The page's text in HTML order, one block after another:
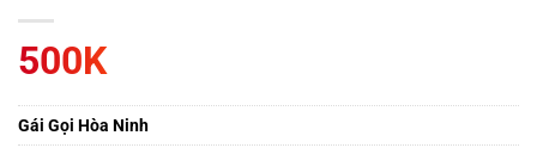
500K
Gái Gọi Hòa Ninh